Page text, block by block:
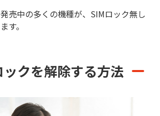
売中の多くの機種が、SIMロック無し
す。
ックを解除する方法